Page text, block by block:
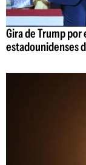
Gira de Trump por
estadounidenses